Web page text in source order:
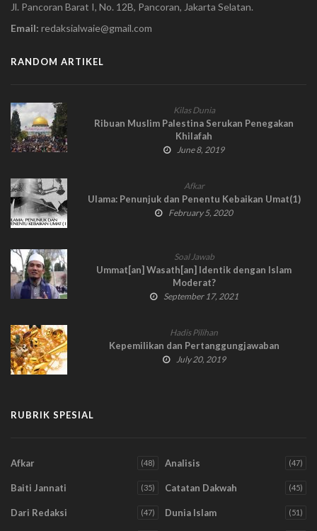
Jl. Pancoran Barat I, No. 12B, Pancoran, Jakarta Selatan.
Email: redaksialwaie@gmail.com
RANDOM ARTIKEL
Kilas Dunia
Ribuan Muslim Palestina Serukan Penegakan
Khilafah
June 8, 2019
Afkar
Ulama: Penunjuk dan Penentu Kebaikan Umat(1)
February 5, 2020
Soal Jawab
Ummat[an] Wasath[an] Identik dengan Islam
Moderat?
September 17, 2021
Hadis Pilihan
Kepemilikan dan Pertanggungjawaban
July 20, 2019
RUBRIK SPESIAL
Afkar (48) Analisis (47)
Baiti Jannati (35) Catatan Dakwah (45)
Dari Redaksi (47) Dunia Islam (51)